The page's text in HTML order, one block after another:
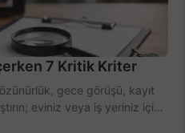
7 Kritik Kriter
gece görüşü, kayıt
eviniz veya iş yeriniz için